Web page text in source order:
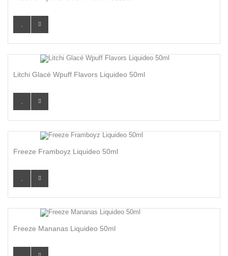
Litchi Glacé Wpuff Flavors Liquideo 50ml
Freeze Framboyz Liquideo 50ml
Freeze Mananas Liquideo 50ml